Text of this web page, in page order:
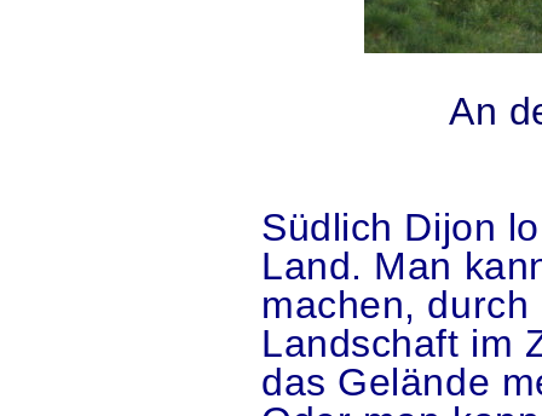
An
Südlich Dijon
Land. Man
machen,
Landschaft im
das Gelände